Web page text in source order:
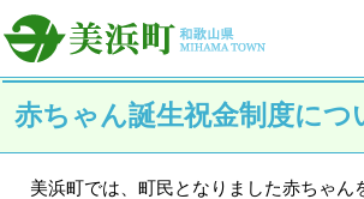
赤ちゃん誕生祝金制度につ
美浜町では、町民となりました赤ちゃん